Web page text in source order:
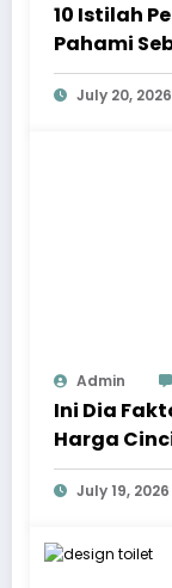
10 Istilah
Pahami
Taman
July 20, 2026
Admin
Ini Dia
Harga
Sebelum
July 19, 2026